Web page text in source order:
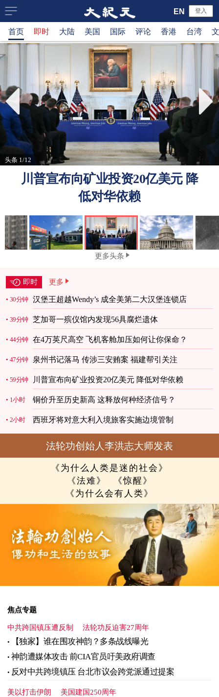
大
纪
元
新
闻
网
登入
EN
首页 即时 大陆 美国 国际 评论 香港 台湾
头条 1/12
川普宣布向矿业投资20亿美元 降
低对华依赖
更多头条
即时 更多
30分钟 汉堡王超越Wendy’s 成全美第二大汉堡连锁店
39分钟 芝加哥一殡仪馆内发现56具腐烂遗体
44分钟 在4万英尺高空 飞机客舱加压如何让你保命？
47分钟 泉州书记落马 传涉三安贿案 福建帮引关注
59分钟 川普宣布向矿业投资20亿美元 降低对华依赖
1小时 铜价升至历史新高 这释放何种经济信号？
2小时 西班牙将对意大利入境旅客实施边境管制
法轮功创始人李洪志大师发表
《为什么人类是迷的社会》
《法难》
《惊醒》
《为什么会有人类》
焦点专题
中共跨国镇压遭反制 法轮功反迫害27周年
【独家】谁在围攻神韵？多条战线曝光
神韵遭媒体攻击 前CIA官员吁美政府调查
反对中共跨境镇压 台北市议会跨党派通过提案
美以打击伊朗 美国建国250周年